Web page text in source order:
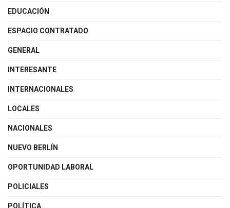
EDUCACIÓN
ESPACIO CONTRATADO
GENERAL
INTERESANTE
INTERNACIONALES
LOCALES
NACIONALES
NUEVO BERLÍN
OPORTUNIDAD LABORAL
POLICIALES
POLÍTICA